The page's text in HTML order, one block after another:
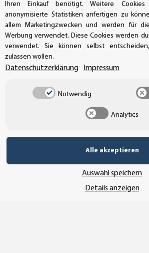
SSL-Verschlüsselung
UNSER
Ihren Einkauf benötigt. Weitere
anonymisierte Statistiken anfertigen zu
allem Marketingzwecken und werden für
Werbung verwendet. Diese Cookies werden
verwendet. Sie können selbst
zulassen wollen.
Datenschutzerklärung Impressum
Notwendig
Analytics
Alle akzeptieren
Auswahl speichern
Details anzeigen